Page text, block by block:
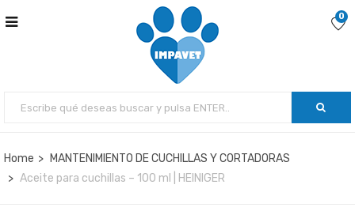
0
Home
MANTENIMIENTO DE CUCHILLAS Y CORTADORAS
Aceite para cuchillas – 100 ml | HEINIGER